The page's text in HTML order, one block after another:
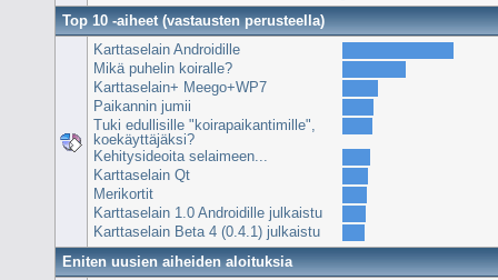
Top 10 -aiheet (vastausten perusteella)
Karttaselain Androidille
Mikä puhelin koiralle?
Karttaselain+ Meego+WP7
Paikannin jumii
Tuki edullisille "koirapaikantimille",
koekäyttäjäksi?
Kehitysideoita selaimeen...
Karttaselain Qt
Merikortit
Karttaselain 1.0 Androidille julkaistu
Karttaselain Beta 4 (0.4.1) julkaistu
Eniten uusien aiheiden aloituksia